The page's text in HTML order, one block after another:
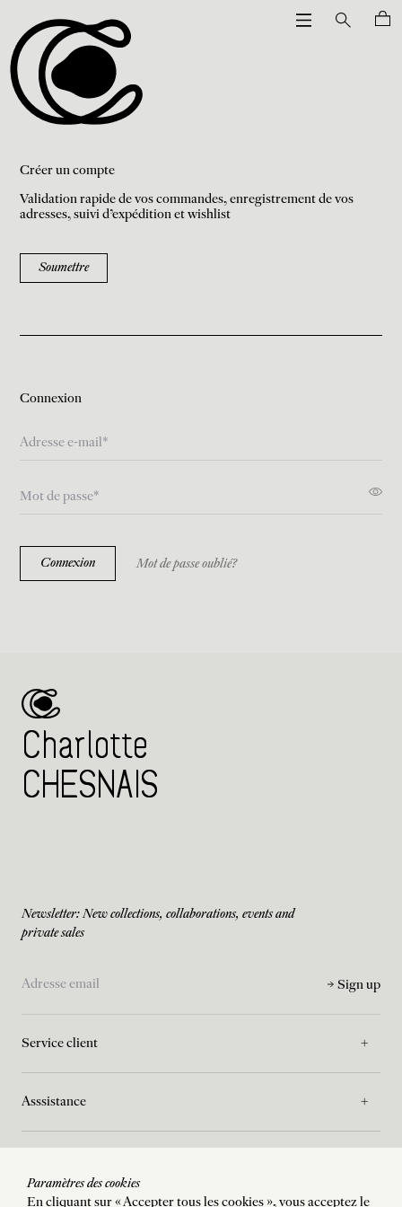
Créer un compte
Validation rapide de vos commandes, enregistrement de vos
adresses, suivi d'expédition et wishlist
Soumettre
Connexion
Connexion Mot de passe oublié?
Charlotte
CHESNAIS
Newsletter: New collections, collaborations, events and
private sales
Sign up
Service client
Asssistance
Paramètres des cookies
En cliquant sur « Accepter tous les cookies », vous acceptez le